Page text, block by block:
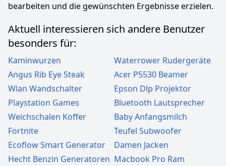
bearbeiten und die gewünschten Ergebnisse erzielen.
Aktuell interessieren sich andere Benutzer
besonders für:
Kaminwurzen
Waterrower Rudergeräte
Angus Rib Eye Steak
Acer P5530 Beamer
Wlan Wandschalter
Epson Dlp Projektor
Playstation Games
Bluetooth Lautsprecher
Weichschalen Koffer
Baby Anfangsmilch
Fortnite
Teufel Subwoofer
Ecoflow Smart Generator
Damen Jacken
Hecht Benzin Generatoren Macbook Pro Ram